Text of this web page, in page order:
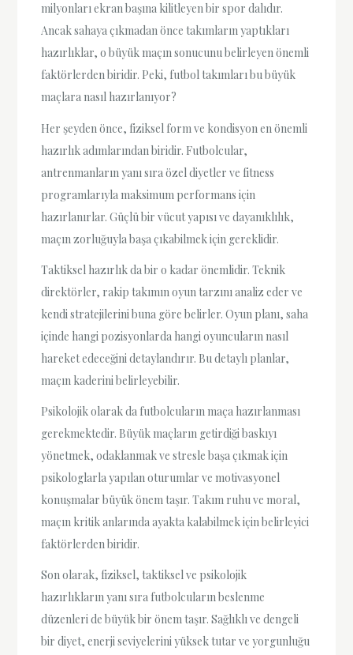
milyonları ekran başına kilitleyen bir spor dalıdır.
Ancak sahaya çıkmadan önce takımların yaptıkları
hazırlıklar, o büyük maçın sonucunu belirleyen önemli
faktörlerden biridir. Peki, futbol takımları bu büyük
maçlara nasıl hazırlanıyor?
Her şeyden önce, fiziksel form ve kondisyon en önemli
hazırlık adımlarından biridir. Futbolcular,
antrenmanların yanı sıra özel diyetler ve fitness
programlarıyla maksimum performans için
hazırlanırlar. Güçlü bir vücut yapısı ve dayanıklılık,
maçın zorluğuyla başa çıkabilmek için gereklidir.
Taktiksel hazırlık da bir o kadar önemlidir. Teknik
direktörler, rakip takımın oyun tarzını analiz eder ve
kendi stratejilerini buna göre belirler. Oyun planı, saha
içinde hangi pozisyonlarda hangi oyuncuların nasıl
hareket edeceğini detaylandırır. Bu detaylı planlar,
maçın kaderini belirleyebilir.
Psikolojik olarak da futbolcuların maça hazırlanması
gerekmektedir. Büyük maçların getirdiği baskıyı
yönetmek, odaklanmak ve stresle başa çıkmak için
psikologlarla yapılan oturumlar ve motivasyonel
konuşmalar büyük önem taşır. Takım ruhu ve moral,
maçın kritik anlarında ayakta kalabilmek için belirleyici
faktörlerden biridir.
Son olarak, fiziksel, taktiksel ve psikolojik
hazırlıkların yanı sıra futbolcuların beslenme
düzenleri de büyük bir önem taşır. Sağlıklı ve dengeli
bir diyet, enerji seviyelerini yüksek tutar ve yorgunluğu